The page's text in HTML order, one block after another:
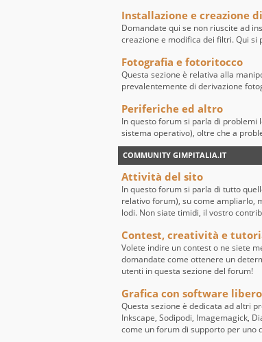
Installazione e creazione
Domandate qui se non riuscite ad
creazione e modifica dei filtri. Qui si
Fotografia e fotoritocco
Questa sezione è relativa alla
prevalentemente di derivazione
Periferiche ed altro
In questo forum si parla di problemi
sistema operativo), oltre che a
COMMUNITY GIMPITALIA.IT
Attività del sito
In questo forum si parla di tutto
relativo forum), su come ampliarlo,
lodi. Non siate timidi, il vostro
Contest, creatività e
Volete indire un contest o ne siete
domandate come ottenere un
utenti in questa sezione del forum!
Grafica con software libero
Questa sezione è dedicata ad altri
Inkscape, Sodipodi, Imagemagick,
come un forum di supporto per uno